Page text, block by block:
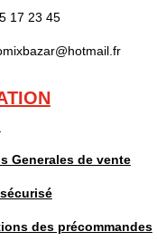
17 23 45
Generales de vente
des précommandes